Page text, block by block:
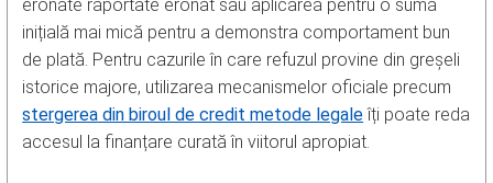
eronate raportate eronat sau aplicarea pentru o sumă
inițială mai mică pentru a demonstra comportament bun
de plată. Pentru cazurile în care refuzul provine din greșeli
istorice majore, utilizarea mecanismelor oficiale precum
stergerea din biroul de credit metode legaleîți poate reda
accesul la finanțare curată în viitorul apropiat.